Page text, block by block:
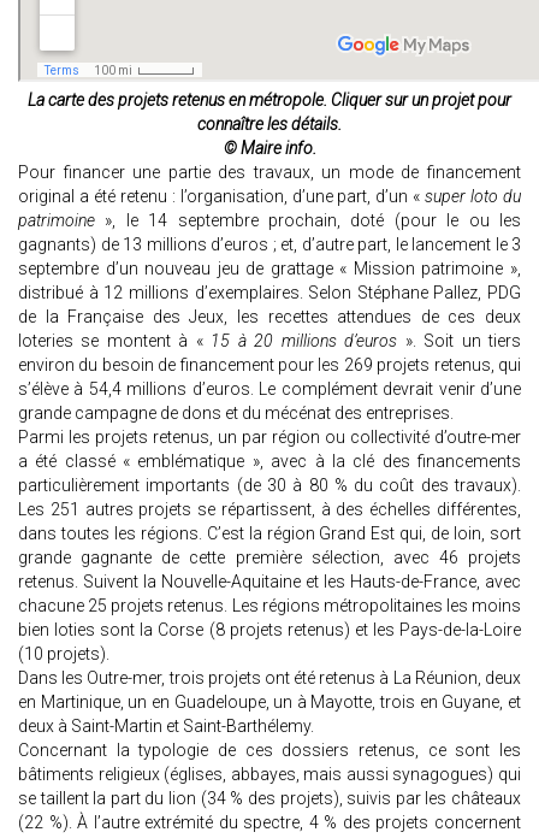
La carte des projets retenus en métropole. Cliquer sur un projet pour
connaître les détails.
© Maire info.
Pour financer une partie des travaux, un mode de financement
original a été retenu : l’organisation, d’une part, d’un «super loto du
patrimoine », le 14 septembre prochain, doté (pour le ou les
gagnants) de 13 millions d’euros ; et, d’autre part, le lancement le 3
septembre d’un nouveau jeu de grattage « Mission patrimoine »,
distribué à 12 millions d’exemplaires. Selon Stéphane Pallez, PDG
de la Française des Jeux, les recettes attendues de ces deux
loteries se montent à « 15 à 20 millions d’euros ». Soit un tiers
environ du besoin de financement pour les 269 projets retenus, qui
s’élève à 54,4 millions d’euros. Le complément devrait venir d’une
grande campagne de dons et du mécénat des entreprises.
Parmi les projets retenus, un par région ou collectivité d’outre-mer
a été classé « emblématique », avec à la clé des financements
particulièrement importants (de 30 à 80 % du coût des travaux).
Les 251 autres projets se répartissent, à des échelles différentes,
dans toutes les régions. C’est la région Grand Est qui, de loin, sort
grande gagnante de cette première sélection, avec 46 projets
retenus. Suivent la Nouvelle-Aquitaine et les Hauts-de-France, avec
chacune 25 projets retenus. Les régions métropolitaines les moins
bien loties sont la Corse (8 projets retenus) et les Pays-de-la-Loire
(10 projets).
Dans les Outre-mer, trois projets ont été retenus à La Réunion, deux
en Martinique, un en Guadeloupe, un à Mayotte, trois en Guyane, et
deux à Saint-Martin et Saint-Barthélemy.
Concernant la typologie de ces dossiers retenus, ce sont les
bâtiments religieux (églises, abbayes, mais aussi synagogues) qui
se taillent la part du lion (34 % des projets), suivis par les châteaux
(22 %). À l’autre extrémité du spectre, 4 % des projets concernent